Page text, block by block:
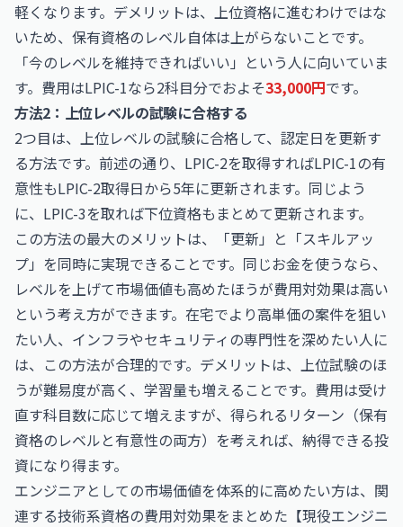
軽くなります。デメリットは、上位資格に進むわけではな
いため、保有資格のレベル自体は上がらないことです。
「今のレベルを維持できればいい」という人に向いていま
す。費用はLPIC-1なら2科目分でおよそ33,000円です。
方法2：上位レベルの試験に合格する
2つ目は、上位レベルの試験に合格して、認定日を更新す
る方法です。前述の通り、LPIC-2を取得すればLPIC-1の有
意性もLPIC-2取得日から5年に更新されます。同じよう
に、LPIC-3を取れば下位資格もまとめて更新されます。
この方法の最大のメリットは、「更新」と「スキルアッ
プ」を同時に実現できることです。同じお金を使うなら、
レベルを上げて市場価値も高めたほうが費用対効果は高い
という考え方ができます。在宅でより高単価の案件を狙い
たい人、インフラやセキュリティの専門性を深めたい人に
は、この方法が合理的です。デメリットは、上位試験のほ
うが難易度が高く、学習量も増えることです。費用は受け
直す科目数に応じて増えますが、得られるリターン（保有
資格のレベルと有意性の両方）を考えれば、納得できる投
資になり得ます。
エンジニアとしての市場価値を体系的に高めたい方は、関
連する技術系資格の費用対効果をまとめた 【現役エンジニ